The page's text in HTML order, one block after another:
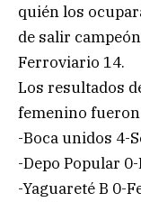
quién los
de salir
Ferroviario 14.
Los resultados
femenino
-Boca unidos 4-
-Depo Popular
-Yaguareté B 0-